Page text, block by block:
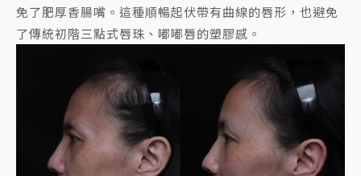
免了肥厚香腸嘴。這種順暢起伏帶有曲線的唇形，也避免
了傳統初階三點式唇珠、嘟嘟唇的塑膠感。